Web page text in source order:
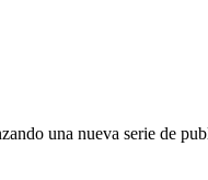
una nueva serie de